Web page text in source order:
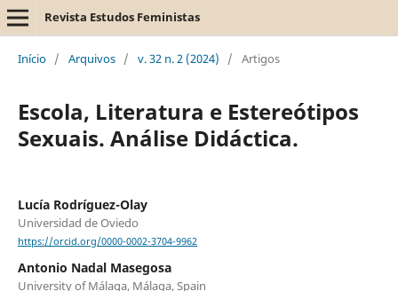
Revista Estudos Feministas
Início / Arquivos / v. 32 n. 2 (2024) / Artigos
Escola, Literatura e Estereótipos
Sexuais. Análise Didáctica.
Lucía Rodríguez-Olay
Universidad de Oviedo
https://orcid.org/0000-0002-3704-9962
Antonio Nadal Masegosa
University of Málaga, Málaga, Spain